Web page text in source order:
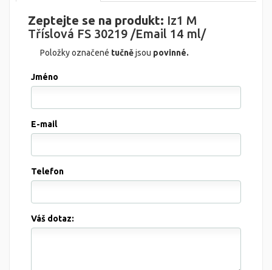
Zeptejte se na produkt: Iz1 M
Tříslová FS 30219 /Email 14 ml/
Položky označené tučnějsou povinné.
Jméno
E-mail
Telefon
Váš dotaz: